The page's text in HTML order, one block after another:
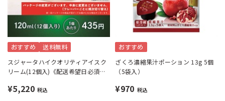
おすすめ 送料無料
スジャータハイクオリティアイスク
リーム(12個入)《配送希望日必須※
¥5,220 税込
おすすめ
ざくろ濃縮果汁ポーション 13g 5個
（5袋入）
¥970 税込